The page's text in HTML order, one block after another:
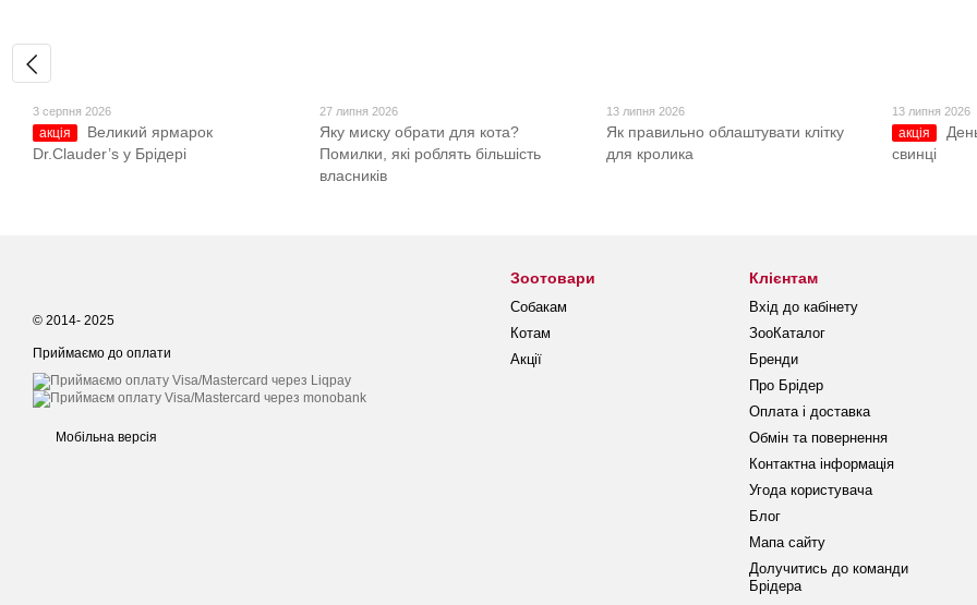
3 серпня 2026
акція
Великий ярмарок
Dr.Clauder’s у Брідері
27 липня 2026
Яку миску обрати для кота?
Помилки, які роблять більшість
власників
13 липня 2026
Як правильно облаштувати клітку
для кролика
13 липня 2026
акція
свинці
© 2014- 2025
Приймаємо до оплати
Мобільна версія
Зоотовари
Собакам
Котам
Акції
Клієнтам
Вхід до кабінету
ЗооКаталог
Бренди
Про Брідер
Оплата і доставка
Обмін та повернення
Контактна інформація
Угода користувача
Блог
Мапа сайту
Долучитись до команди
Брідера